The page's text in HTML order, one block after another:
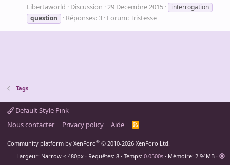
Libertaworld Discussion 29 Decembre 2015
interrogation
question
Réponses: 3 Forum:Tristesse
Tags
Default Style Pink
Nous contacter
Privacy policy Aide
R
Community platform by XenForo® © 2010-2026 XenForo Ltd.
Largeur
Requêtes 8 Temps 0.0500s Mémoire 2.94MB